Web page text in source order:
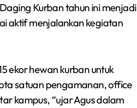
Kurban tahun ini menjadi
aktif menjalankan kegiatan
ekor hewan kurban untuk
satuan pengamanan, office
kampus, “ujar Agus dalam